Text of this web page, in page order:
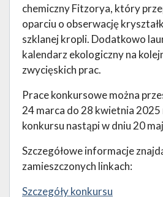
chemiczny Fitzorya, który
oparciu o obserwację
szklanej kropli. Dodatkowo
kalendarz ekologiczny na
zwycięskich prac.
Prace konkursowe można
24 marca do 28 kwietnia
konkursu nastąpi w dniu 20
Szczegółowe informacje
zamieszczonych linkach:
Szczegóły konkursu